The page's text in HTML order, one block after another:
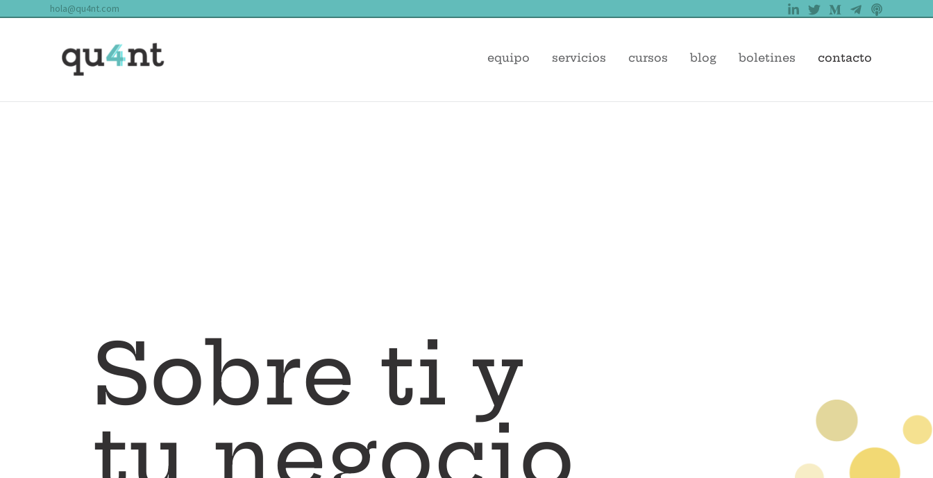
hola@qu4nt.com
equipo servicios cursos blog boletines contacto
Sobre ti y
tu negocio